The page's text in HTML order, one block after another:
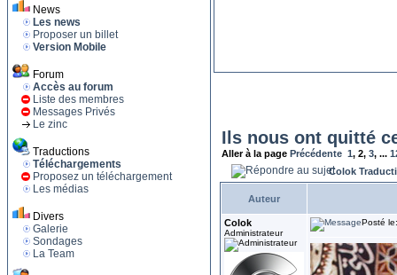
News
Les news
Proposer un billet
Version Mobile
Forum
Accès au forum
Liste des membres
Messages Privés
Le zinc
Traductions
Téléchargements
Proposez un téléchargement
Les médias
Divers
Galerie
Sondages
La Team
Ils nous ont quitté
Aller à la page Précédente 1, 2, 3, ...
Colok
Auteur
Colok
Administrateur
Posté